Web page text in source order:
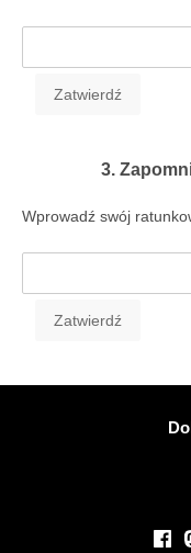
3.
Wprowadź swój
Portale